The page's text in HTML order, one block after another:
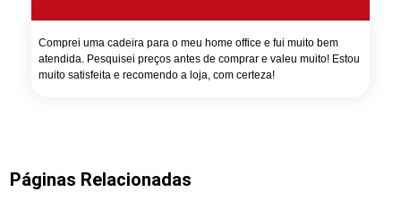
Comprei uma cadeira para o meu home office e fui muito bem
atendida. Pesquisei preços antes de comprar e valeu muito! Estou
muito satisfeita e recomendo a loja, com certeza!
Páginas Relacionadas